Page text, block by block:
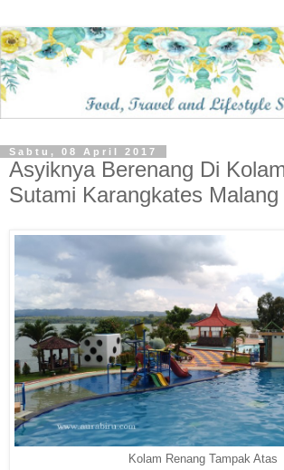
Sabtu, 08 April 2017
Asyiknya Berenang Di
Sutami Karangkates Malang
Kolam Renang Tampak Atas